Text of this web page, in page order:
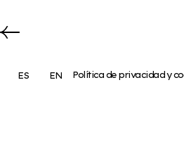
ES EN Política de privacidad y